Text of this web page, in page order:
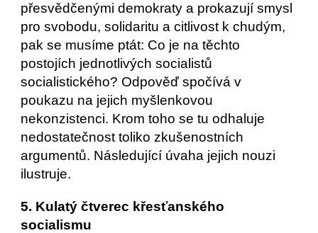
přesvědčenými demokraty a prokazují smysl
pro svobodu, solidaritu a citlivost k chudým,
pak se musíme ptát: Co je na těchto
postojích jednotlivých socialistů
socialistického? Odpověď spočívá v
poukazu na jejich myšlenkovou
nekonzistenci. Krom toho se tu odhaluje
nedostatečnost toliko zkušenostních
argumentů. Následující úvaha jejich nouzi
ilustruje.
5. Kulatý čtverec křesťanského
socialismu